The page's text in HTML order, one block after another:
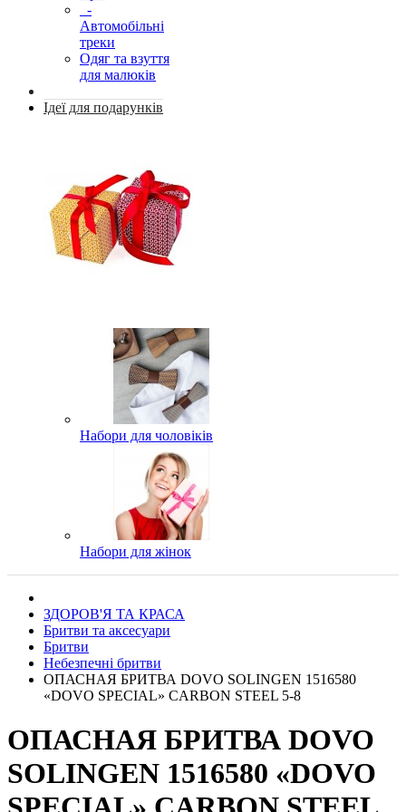
-
Автомобільні
треки
Одяг та взуття
для малюків
Ідеї для подарунків
Набори для чоловіків
Набори для жінок
ЗДОРОВ'Я ТА КРАСА
Бритви та аксесуари
Бритви
Небезпечні бритви
ОПАСНАЯ БРИТВА DOVO SOLINGEN 1516580
«DOVO SPECIAL» CARBON STEEL 5-8
ОПАСНАЯ БРИТВА DOVO
SOLINGEN 1516580 «DOVO